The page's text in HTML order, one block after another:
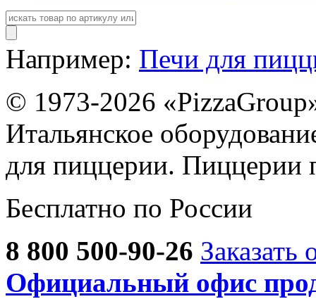
Например: Печи для
© 1973-2026
Итальянское
для пиццерии. Пиццерии
Бесплатно по России
8 800 500-90-26 Заказать
Официальный офис